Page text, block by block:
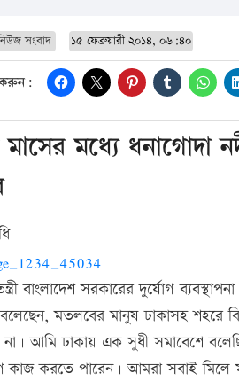
সংবাদ ১৫ ফেব্রুয়ারী ২০১৪, ০৬:৪০
করুন:
মধ্যে
বাংলাদেশ সরকারের দুর্যোগ
মতলবের মানুষ ঢাকাসহ শহরে
আমি ঢাকায় এক সুধী সমাবেশে
কাজ করতে পারেন। আমরা সবাই মিলে